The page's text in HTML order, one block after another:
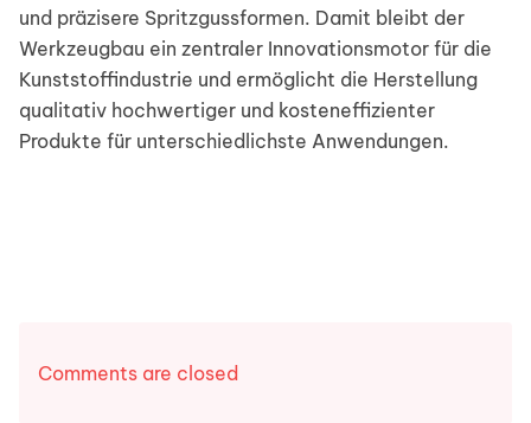
und präzisere Spritzgussformen. Damit bleibt der
Werkzeugbau ein zentraler Innovationsmotor für die
Kunststoffindustrie und ermöglicht die Herstellung
qualitativ hochwertiger und kosteneffizienter
Produkte für unterschiedlichste Anwendungen.
Comments are closed